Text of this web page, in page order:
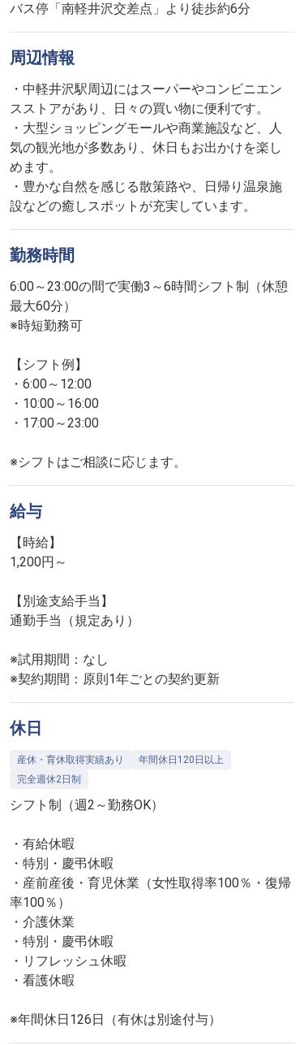
バス停「南軽井沢交差点」より徒歩約6分
周辺情報
・中軽井沢駅周辺にはスーパーやコンビニエン
スストアがあり、日々の買い物に便利です。
・大型ショッピングモールや商業施設など、人
気の観光地が多数あり、休日もお出かけを楽し
めます。
・豊かな自然を感じる散策路や、日帰り温泉施
設などの癒しスポットが充実しています。
勤務時間
6:00～23:00の間で実働3～6時間シフト制（休憩
最大60分）
※時短勤務可
【シフト例】
・6:00～12:00
・10:00～16:00
・17:00～23:00
※シフトはご相談に応じます。
給与
【時給】
1,200円～
【別途支給手当】
通勤手当（規定あり）
※試用期間：なし
※契約期間：原則1年ごとの契約更新
休日
産休・育休取得実績あり
年間休日120日以上
完全週休2日制
シフト制（週2～勤務OK）
・有給休暇
・特別・慶弔休暇
・産前産後・育児休業（女性取得率100％・復帰
率100％）
・介護休業
・特別・慶弔休暇
・リフレッシュ休暇
・看護休暇
※年間休日126日（有休は別途付与）